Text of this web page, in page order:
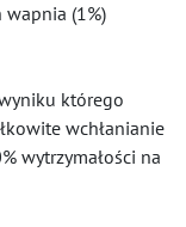
(1%)
którego
wchłanianie
wytrzymałości na